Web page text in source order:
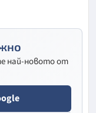
най-новото от